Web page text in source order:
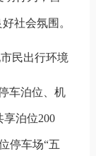
社会氛围。
民出行环境
车泊位 机
享泊位200
停车场“五